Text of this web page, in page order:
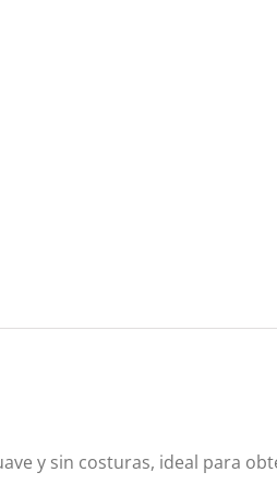
y sin costuras, ideal para